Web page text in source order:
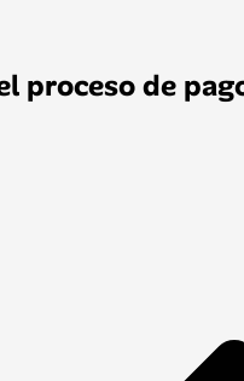
proceso de